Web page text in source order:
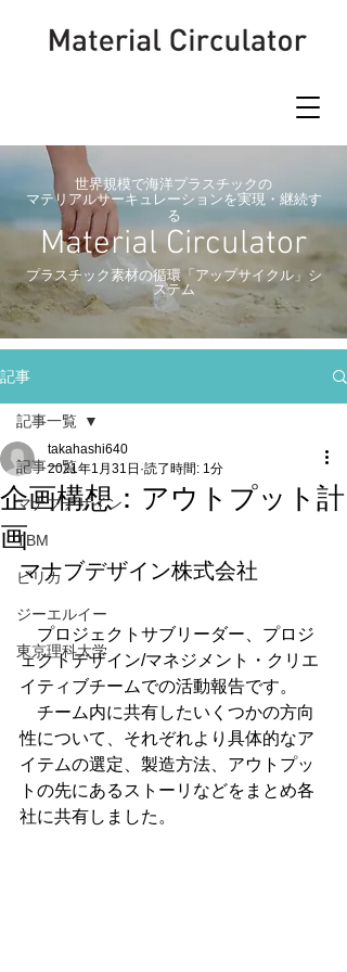
世界規模で海洋プラスチックの
マテリアルサーキュレーションを実現・継続す
る
Material Circulator
​プラスチック素材の循環「アップサイクル」シ
ステム
記事
記事一覧
マナブデザイン
TBM
ピリカ
ジーエルイー
東京理科大学
記事一覧
企画構想：アウトプット計
画
takahashi640
2021年1月31日 読了時間: 1分
マナブデザイン株式会社
プロジェクトサブリーダー、プロジ
ェクトデザイン/マネジメント・クリエ
イティブチームでの活動報告です。
チーム内に共有したいくつかの方向
性について、それぞれより具体的なア
イテムの選定、製造方法、アウトプッ
トの先にあるストーリなどをまとめ各
社に共有しました。